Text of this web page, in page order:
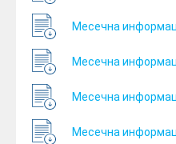
Месечна
Месечна
Месечна
Месечна